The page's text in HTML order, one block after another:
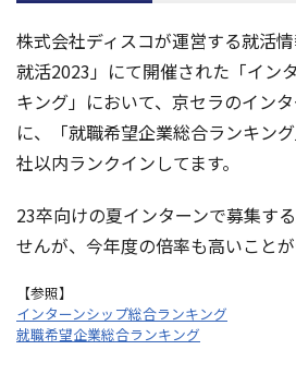
株式会社ディスコが運営する就活
就活2023」にて開催された「イン
キング」において、京セラのイン
に、「就職希望企業総合ランキン
社以内ランクインしてます。
23卒向けの夏インターンで募集す
せんが、今年度の倍率も高いことが
【参照】
インターンシップ総合ランキング
就職希望企業総合ランキング